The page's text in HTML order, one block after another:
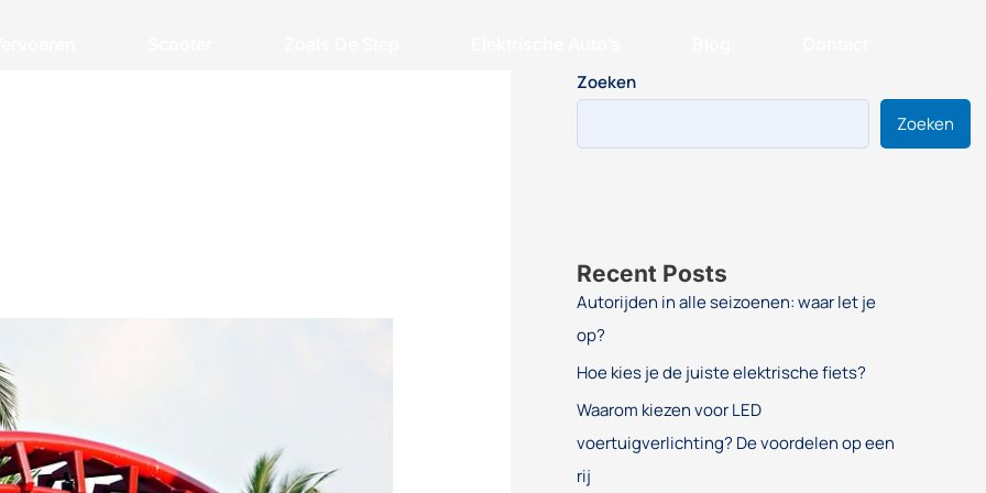
Zoeken
Zoeken
Recent Posts
Autorijden in alle seizoenen: waar let je
op?
Hoe kies je de juiste elektrische fiets?
Waarom kiezen voor LED
voertuigverlichting? De voordelen op een
rij